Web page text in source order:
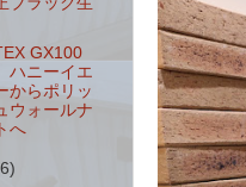
GX100
ハニーイエ
からポリッ
ウォールナ
へ